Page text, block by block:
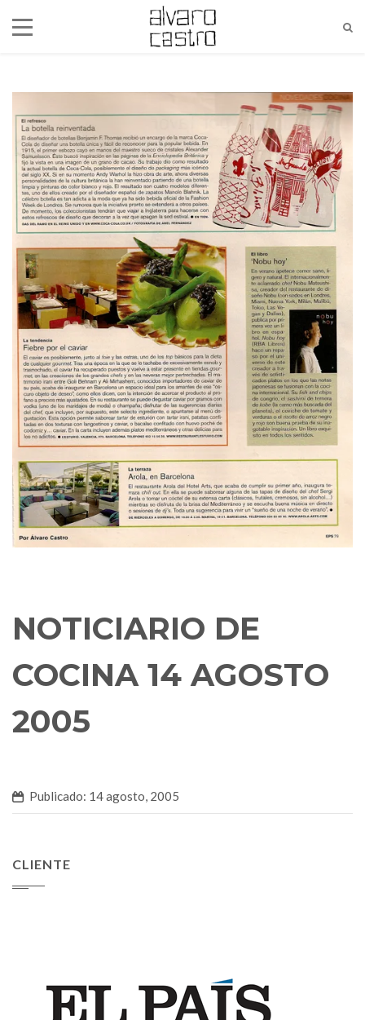
alvaro@alvarocastro.com
NOTICIARIO DE
COCINA 14 AGOSTO
2005
Publicado: 14 agosto, 2005
CLIENTE